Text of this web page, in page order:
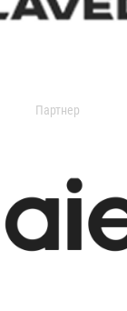
Партнер